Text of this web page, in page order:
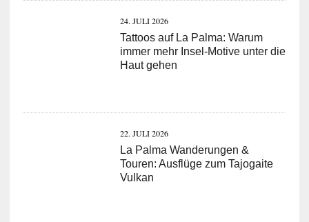
24. JULI 2026
Tattoos auf La Palma: Warum
immer mehr Insel-Motive unter die
Haut gehen
22. JULI 2026
La Palma Wanderungen &
Touren: Ausflüge zum Tajogaite
Vulkan